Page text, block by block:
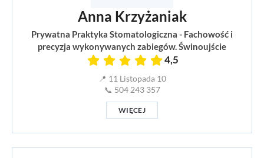
Anna Krzyżaniak
Prywatna Praktyka Stomatologiczna - Fachowość i
precyzja wykonywanych zabiegów. Świnoujście
4,5
📍 11 Listopada 10
📞 504 243 357
WIĘCEJ